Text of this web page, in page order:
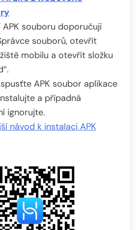
APK souboru doporučuji
souborů, otevřít
mobilu a otevřít složku
APK soubor aplikace
a případná
ignorujte.
návod k instalaci APK